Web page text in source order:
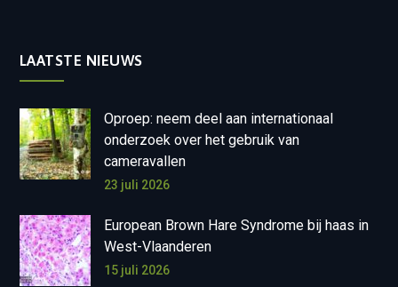
LAATSTE NIEUWS
Oproep: neem deel aan internationaal
onderzoek over het gebruik van
cameravallen
23 juli 2026
European Brown Hare Syndrome bij haas in
West-Vlaanderen
15 juli 2026